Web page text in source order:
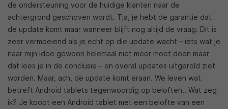
de ondersteuning voor de huidige klanten naar de
achtergrond geschoven wordt. Tja, je hebt de garantie dat
de update komt maar wanneer blijft nog altijd de vraag. Dit is
zeer vermoeiend als je echt op die update wacht – iets wat je
naar mijn idee gewoon helemaal niet meer moet doen maar
dat lees je in de conclusie – en overal updates uitgerold ziet
worden. Maar, ach, de update komt eraan. We leven wat
betreft Android tablets tegenwoordig op beloften.. Wat zeg
ik? Je koopt een Android tablet met een belofte van een